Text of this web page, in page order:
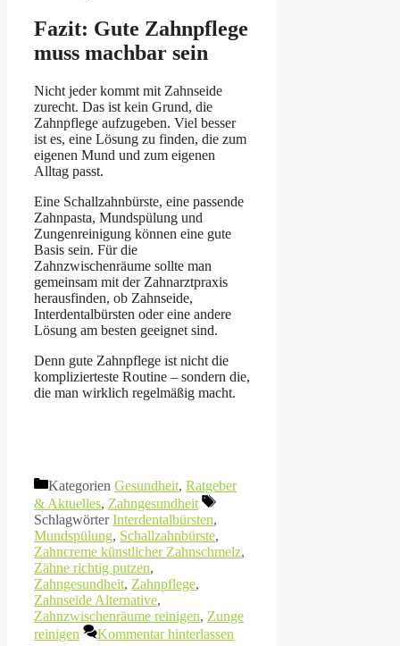
Fazit: Gute Zahnpflege
muss machbar sein
Nicht jeder kommt mit Zahnseide
zurecht. Das ist kein Grund, die
Zahnpflege aufzugeben. Viel besser
ist es, eine Lösung zu finden, die zum
eigenen Mund und zum eigenen
Alltag passt.
Eine Schallzahnbürste, eine passende
Zahnpasta, Mundspülung und
Zungenreinigung können eine gute
Basis sein. Für die
Zahnzwischenräume sollte man
gemeinsam mit der Zahnarztpraxis
herausfinden, ob Zahnseide,
Interdentalbürsten oder eine andere
Lösung am besten geeignet sind.
Denn gute Zahnpflege ist nicht die
komplizierteste Routine – sondern die,
die man wirklich regelmäßig macht.
Kategorien Gesundheit, Ratgeber
& Aktuelles, Zahngesundheit
SchlagwörterInterdentalbürsten,
Mundspülung, Schallzahnbürste,
Zahncreme künstlicher Zahnschmelz,
Zähne richtig putzen,
Zahngesundheit, Zahnpflege,
Zahnseide Alternative,
Zahnzwischenräume reinigen, Zunge
reinigen
Kommentar hinterlassen